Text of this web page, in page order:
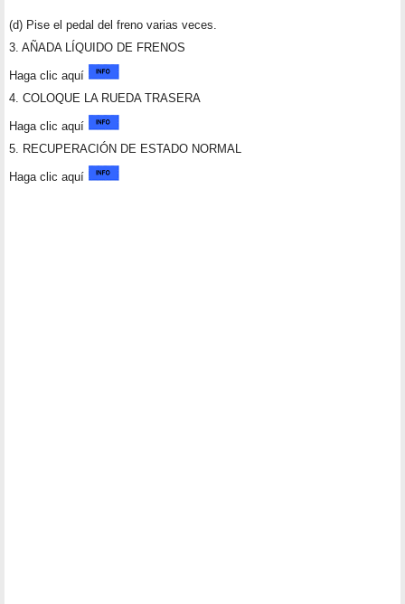
(d) Pise el pedal del freno varias veces.
3. AÑADA LÍQUIDO DE FRENOS
Haga clic aquí
4. COLOQUE LA RUEDA TRASERA
Haga clic aquí
5. RECUPERACIÓN DE ESTADO NORMAL
Haga clic aquí